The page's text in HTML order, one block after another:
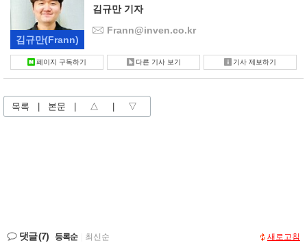
김규만(Frann)
김규만 기자
Frann@inven.co.kr
페이지 구독하기 다른 기사 보기 기사 제보하기
목록 본문 △ ▽
댓글(7) 등록순 최신순 새로고침